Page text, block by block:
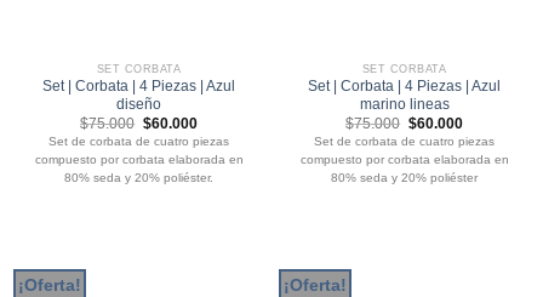
SET CORBATA
Set | Corbata | 4 Piezas | Azul
diseño
$75.000 El
precio
original
era:
$75.000.
$60.000El
precio
actual
es:
$60.000.
Set de corbata de cuatro piezas
compuesto por corbata elaborada en
80% seda y 20% poliéster.
SET CORBATA
Set | Corbata | 4 Piezas | Azul
marino lineas
$75.000 El
precio
original
era:
$75.000.
$60.000El
precio
actual
es:
$60.000.
Set de corbata de cuatro piezas
compuesto por corbata elaborada en
80% seda y 20% poliéster
¡Oferta! ¡Oferta!